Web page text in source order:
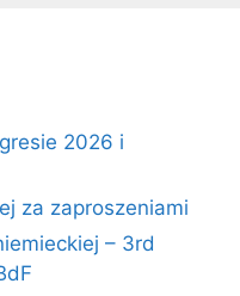
2026 i
za zaproszeniami
– 3rd